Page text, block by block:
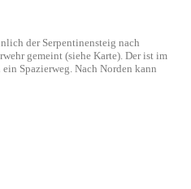
der Serpentinensteig nach
gemeint (siehe Karte). Der ist im
Spazierweg. Nach Norden kann